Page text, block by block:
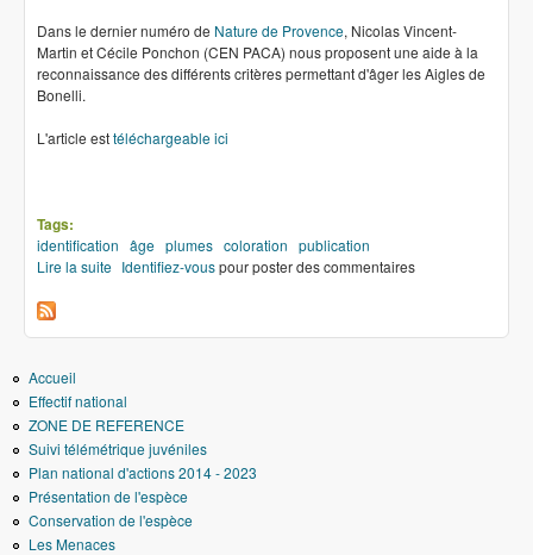
Dans le dernier numéro de Nature de Provence, Nicolas Vincent-
Martin et Cécile Ponchon (CEN PACA) nous proposent une aide à la
reconnaissance des différents critères permettant d'âger les Aigles de
Bonelli.
L'article esttéléchargeable ici
Tags:
identification âge plumes coloration publication
Lire la suite de Quel âge a cet Aigle de Bonelli ?
Identifiez-vouspour poster des commentaires
Accueil
Effectif national
ZONE DE REFERENCE
Suivi télémétrique juvéniles
Plan national d'actions 2014 - 2023
Présentation de l'espèce
Conservation de l'espèce
Les Menaces